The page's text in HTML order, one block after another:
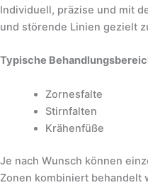
Individuell, präzise und mit
und störende Linien gezielt
Typische
Zornesfalte
Stirnfalten
Krähenfüße
Je nach Wunsch können
Zonen kombiniert behandelt